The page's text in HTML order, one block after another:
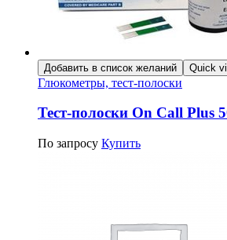
Добавить в список желаний Quick
Глюкометры, тест-полоски
Тест-полоски On Call Plus
По запросу Купить